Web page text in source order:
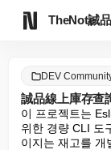
TheNote誠
DEV
誠品線上庫存
이 프로젝트는
위한 경량 CLI 도
이지는 재고를 개